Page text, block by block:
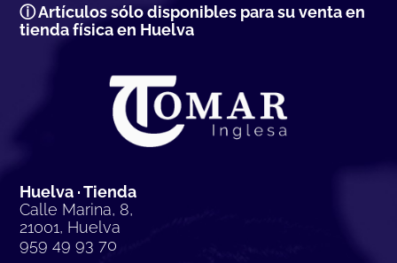
ⓘ Artículos sólo disponibles para su venta en
tienda física en Huelva
Huelva · Tienda
Calle Marina, 8,
21001, Huelva
959 49 93 70